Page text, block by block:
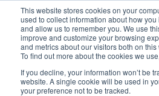
This website stores cookies on your
used to collect information about how
and allow us to remember you. We use
improve and customize your browsing
and metrics about our visitors both on
To find out more about the cookies we
If you decline, your information won’t be
website. A single cookie will be used in
your preference not to be tracked.
.grid-toolsets.share .toolset-
color:#F6A81C; }